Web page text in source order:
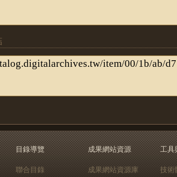
目錄導覽
聯合目錄
成果網站資源
成果網站資源庫
工具
技術